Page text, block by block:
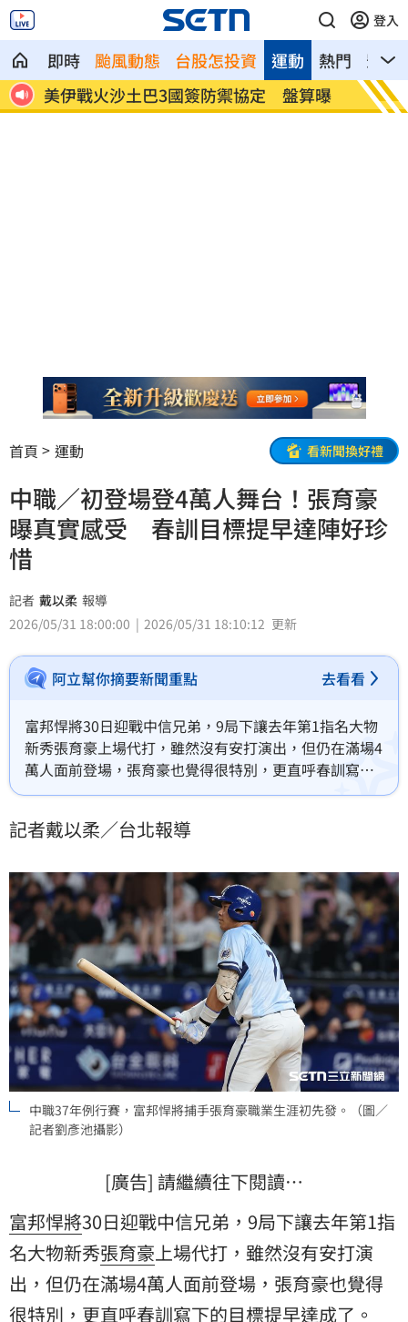
登入
即時 颱風動態 台股怎投資 熱門 影音
運動
失
美伊戰火沙土巴3國簽防禦協定 盤算曝 NBA
首頁 運動 看新聞換好禮
中職／初登場登4萬人舞台！張育豪
曝真實感受 春訓目標提早達陣好珍
惜
記者 戴以柔 報導
2026/05/31 18:00:00
2026/05/31 18:10:12 更新
阿立幫你摘要新聞重點 去看看
富邦悍將30日迎戰中信兄弟，9局下讓去年第1指名大物
新秀張育豪上場代打，雖然沒有安打演出，但仍在滿場4
萬人面前登場，張育豪也覺得很特別，更直呼春訓寫下
的目標提早達成了。
記者戴以柔／台北報導
中職37年例行賽，富邦悍將捕手張育豪職業生涯初先發。（圖／
記者劉彥池攝影）
[廣告] 請繼續往下閱讀…
富邦悍將30日迎戰中信兄弟，9局下讓去年第1指
名大物新秀張育豪上場代打，雖然沒有安打演
出，但仍在滿場4萬人面前登場，張育豪也覺得
很特別，更直呼春訓寫下的目標提早達成了。